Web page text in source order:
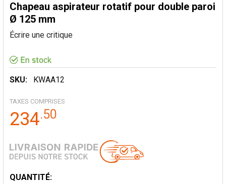
Chapeau aspirateur rotatif pour double paroi
Ø 125 mm
Écrire une critique
SKU: KWAA12
TAXES COMPRISES
234.50
STOCK
QUANTITÉ: